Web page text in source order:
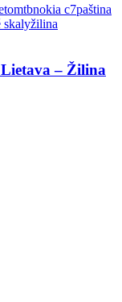
mtbnokia c7paština
skalyžilina
– Žilina